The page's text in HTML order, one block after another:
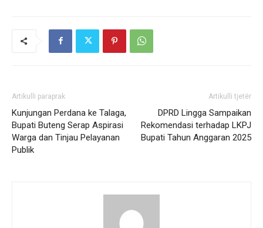
Artikulli paraprak
Kunjungan Perdana ke Talaga,
Bupati Buteng Serap Aspirasi
Warga dan Tinjau Pelayanan
Publik
Artikulli tjetër
DPRD Lingga Sampaikan
Rekomendasi terhadap LKPJ
Bupati Tahun Anggaran 2025